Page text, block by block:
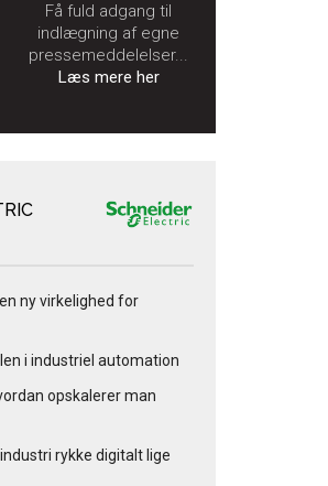
Få fuld adgang til
indlægning af egne
pressemeddelelser...
Læs mere her
ny virkelighed for
i industriel automation
opskalerer man
rykke digitalt lige